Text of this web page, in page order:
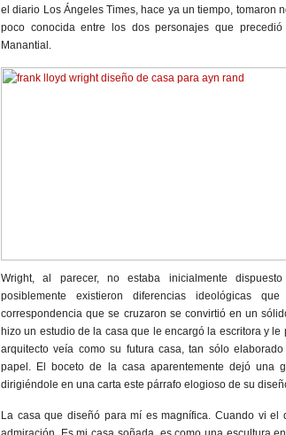
el diario Los Ángeles Times, hace ya un tiempo, tomaron
poco conocida entre los dos personajes que
Manantial.
Wright, al parecer, no estaba inicialmente
posiblemente existieron diferencias ideológicas
correspondencia que se cruzaron se convirtió en un
hizo un estudio de la casa que le encargó la escritora y le
arquitecto veía como su futura casa, tan sólo
papel. El boceto de la casa aparentemente dejó una
dirigiéndole en una carta este párrafo elogioso de su
La casa que diseñó para mí es magnífica. Cuando vi el